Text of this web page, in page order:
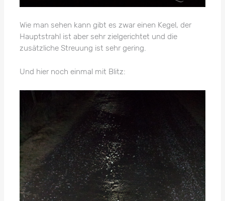
Wie man sehen kann gibt es zwar einen Kegel, der
Hauptstrahl ist aber sehr zielgerichtet und die
zusätzliche Streuung ist sehr gering.
Und hier noch einmal mit Blitz: